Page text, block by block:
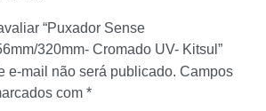
“Puxador Sense
320mm- Cromado UV- Kitsul”
e-mail não será publicado. Campos
com *